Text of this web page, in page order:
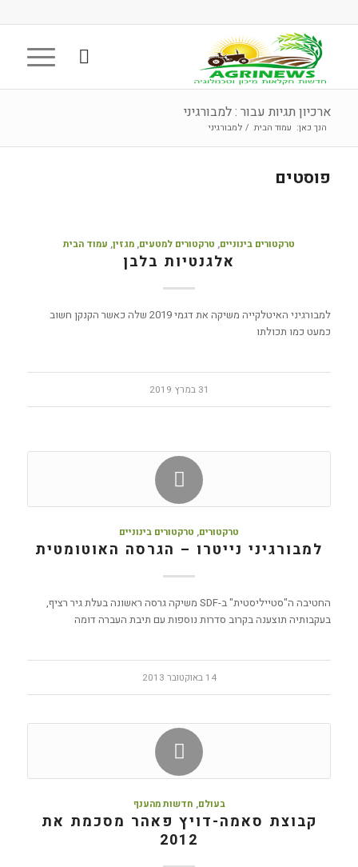
ארכיון תגיות עבור : למבורגיני
הנך כאן: עמוד הבית / למבורגיני
פוסטים
טרקטורים בינוניים, טרקטורים למטעים, מגזין, עמוד הבית
אלגנטיות בלבן
למבורגיני האיטלקייה משיקה את דגמי 2019 שלה כאשר הקנקן חשוב
כמעט כמו תכולתו
31 במרץ 2019
טרקטורים, טרקטורים בינוניים
למבורגיני נייטרו – הגרסה האוטומטית
החטיבה ה"סטייליסטית" ב-SDF משיקה גרסה ראשונה בעלת גיר רציף,
בעקבותיה תוצענה בקרוב סדרות נוספות עם תיבת העברה דומה
14 באוקטובר 2013
בעולם, חדשות מהענף
קבוצת סאמה-דויץ פאהר מסכמת את
2012